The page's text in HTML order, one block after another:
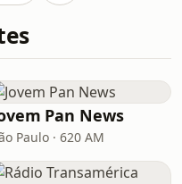
Pan News
Paulo · 620 AM